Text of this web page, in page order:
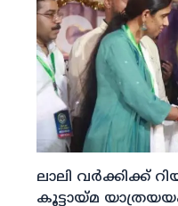
ലാലി വര്‍ക്കിക്ക്
കൂട്ടായ്മ